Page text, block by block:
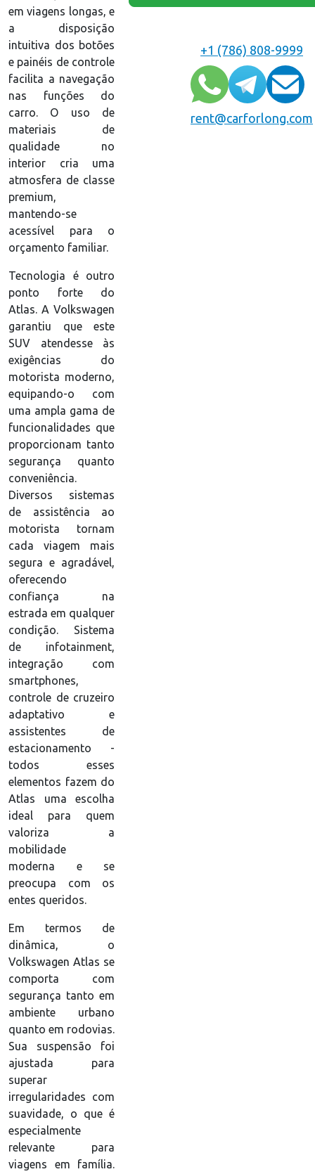
+1 (786) 808-9999
rent@carforlong.com
em viagens longas, e
a disposição
intuitiva dos botões
e painéis de controle
facilita a navegação
nas funções do
carro. O uso de
materiais de
qualidade no
interior cria uma
atmosfera de classe
premium,
mantendo-se
acessível para o
orçamento familiar.
Tecnologia é outro
ponto forte do
Atlas. A Volkswagen
garantiu que este
SUV atendesse às
exigências do
motorista moderno,
equipando-o com
uma ampla gama de
funcionalidades que
proporcionam tanto
segurança quanto
conveniência.
Diversos sistemas
de assistência ao
motorista tornam
cada viagem mais
segura e agradável,
oferecendo
confiança na
estrada em qualquer
condição. Sistema
de infotainment,
integração com
smartphones,
controle de cruzeiro
adaptativo e
assistentes de
estacionamento -
todos esses
elementos fazem do
Atlas uma escolha
ideal para quem
valoriza a
mobilidade
moderna e se
preocupa com os
entes queridos.
Em termos de
dinâmica, o
Volkswagen Atlas se
comporta com
segurança tanto em
ambiente urbano
quanto em rodovias.
Sua suspensão foi
ajustada para
superar
irregularidades com
suavidade, o que é
especialmente
relevante para
viagens em família.